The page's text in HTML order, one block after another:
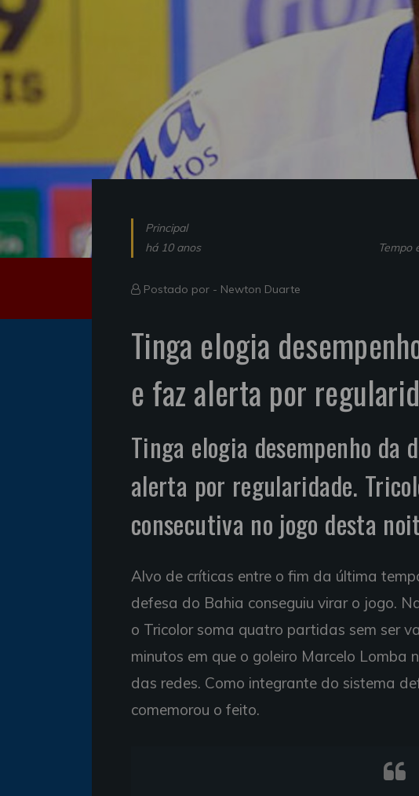
Principal
há 10 anos
Tempo
Postado por - Newton Duarte
Tinga elogia
e faz alerta por
Tinga elogia desempenho da
alerta por regularidade.
consecutiva no jogo desta
Alvo de críticas entre o fim da última
defesa do Bahia conseguiu virar o jogo.
o Tricolor soma quatro partidas sem ser
minutos em que o goleiro Marcelo Lomba
das redes. Como integrante do sistema
comemorou o feito.